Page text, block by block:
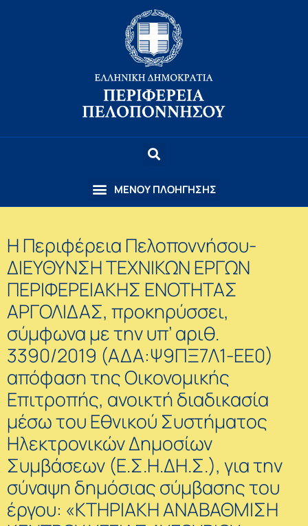
Η Περιφέρεια Πελοποννήσου-
ΔΙΕΥΘΥΝΣΗ ΤΕΧΝΙΚΩΝ ΕΡΓΩΝ
ΠΕΡΙΦΕΡΕΙΑΚΗΣ ΕΝΟΤΗΤΑΣ
ΑΡΓΟΛΙΔΑΣ, προκηρύσσει,
σύμφωνα με την υπ’ αριθ.
3390/2019 (ΑΔΑ:Ψ9ΠΞ7Λ1-ΕΕ0)
απόφαση της Οικονομικής
Επιτροπής, ανοικτή διαδικασία
μέσω του Εθνικού Συστήματος
Ηλεκτρονικών Δημοσίων
Συμβάσεων (Ε.Σ.Η.ΔΗ.Σ.), για την
σύναψη δημόσιας σύμβασης του
έργου: «ΚΤΗΡΙΑΚΗ ΑΝΑΒΑΘΜΙΣΗ